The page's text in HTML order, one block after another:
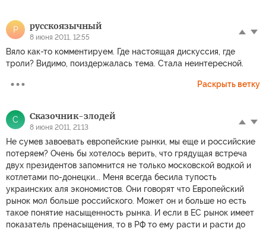
Р русскоязычный
8 июня 2011, 12:55
Вяло как-то комментируем. Где настоящая дискуссия, где
троли? Видимо, поиздержалась тема. Стала неинтересной.
Раскрыть ветку
С Сказочник-злодей
8 июня 2011, 21:13
Не сумев завоевать европейские рынки, мы еще и российские
потеряем? Очень бы хотелось верить, что грядущая встреча
двух президентов запомнится не только московской водкой и
котлетами по-донецки... Меня всегда бесила тупость
украинских аля экономистов. Они говорят что Европейский
рынок мол больше российского. Может он и больше но есть
такое понятие насыщенность рынка. И если в ЕС рынок имеет
показатель пренасыщения, то в РФ то ему расти и расти до